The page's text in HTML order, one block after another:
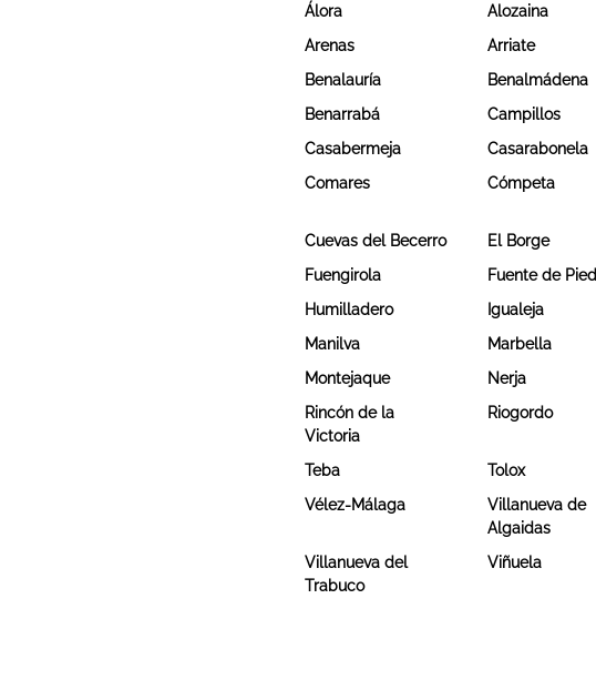
Álora
Alozaina
Arenas
Arriate
Benalauría
Benalmádena
Benarrabá
Campillos
Casabermeja
Casarabonela
Comares
Cómpeta
Cuevas del Becerro
El Borge
Fuengirola
Fuente de
Humilladero
Igualeja
Manilva
Marbella
Montejaque
Nerja
Rincón de la
Victoria
Riogordo
Teba Tolox
Vélez-Málaga
Villanueva de
Algaidas
Villanueva del
Trabuco
Viñuela